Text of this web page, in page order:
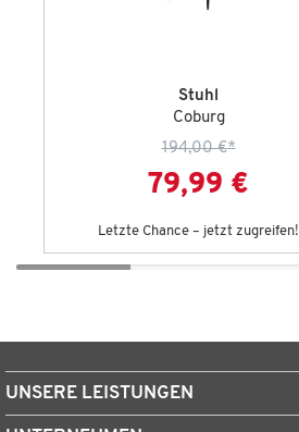
Stuhl
Coburg
194,00 €*
79,99 €
Letzte Chance – jetzt zugreifen!
UNSERE LEISTUNGEN